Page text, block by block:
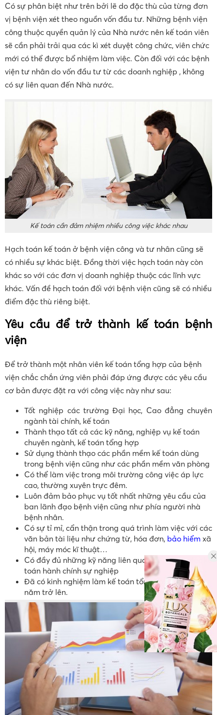
Có sự phân biệt như trên bởi lẽ do đặc thù của từng đơn
vị bệnh viện xét theo nguồn vốn đầu tư. Những bệnh viện
công thuộc quyền quản lý của Nhà nước nên kế toán viên
sẽ cần phải trải qua các kì xét duyệt công chức, viên chức
mới có thể được bổ nhiệm làm việc. Còn đối với các bệnh
viện tư nhân do vốn đầu tư từ các doanh nghiệp , không
có sự liên quan đến Nhà nước.
Kế toán cần đảm nhiệm nhiều công việc khác nhau
Hạch toán kế toán ở bệnh viện công và tư nhân cũng sẽ
có nhiều sự khác biệt. Đồng thời việc hạch toán này còn
khác so với các đơn vị doanh nghiệp thuộc các lĩnh vực
khác. Vấn đề hạch toán đối với bệnh viện cũng sẽ có nhiều
điểm đặc thù riêng biệt.
Yêu cầu để trở thành kế toán bệnh
viện
Để trở thành một nhân viên kế toán tổng hợp của bệnh
viện chắc chắn ứng viên phải đáp ứng được các yêu cầu
cơ bản được đặt ra với công việc này như sau:
Tốt nghiệp các trường Đại học, Cao đẳng chuyên
ngành tài chính, kế toán
Thành thạo tất cả các kỹ năng, nghiệp vụ kế toán
chuyên ngành, kế toán tổng hợp
Sử dụng thành thạo các phần mềm kế toán dùng
trong bệnh viện cũng như các phần mềm văn phòng
Có thể làm việc trong môi trường công việc áp lực
cao, thường xuyên trực đêm.
Luôn đảm bảo phục vụ tốt nhất những yêu cầu của
ban lãnh đạo bệnh viện cũng như phía người nhà
bệnh nhân.
Có sự tỉ mỉ, cẩn thận trong quá trình làm việc với các
văn bản tài liệu như chứng từ, hóa đơn, bảo hiểm xã
hội, máy móc kĩ thuật…
Có đầy đủ những kỹ năng liên quan đến công việc kế
toán hành chính sự nghiệp
Đã có kinh nghiệm làm kế toán tổng hợp ít nhất 1
năm trở lên.